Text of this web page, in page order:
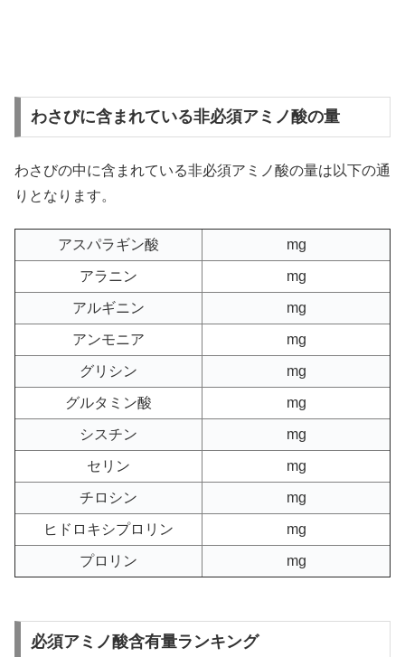
わさびに含まれている非必須アミノ酸の量
わさびの中に含まれている非必須アミノ酸の量は以下の通
りとなります。
アスパラギン酸 mg
アラニン mg
アルギニン mg
アンモニア mg
グリシン mg
グルタミン酸 mg
シスチン mg
セリン mg
チロシン mg
ヒドロキシプロリン mg
プロリン mg
必須アミノ酸含有量ランキング